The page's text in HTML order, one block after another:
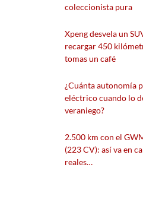
coleccionista pura
Xpeng desvela un
recargar 450
tomas un café
¿Cuánta autonomía
eléctrico cuando lo
veraniego?
2.500 km con el
(223 CV): así va en
reales…